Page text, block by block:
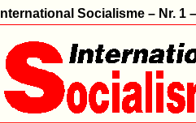
International Socialisme – Nr. 1